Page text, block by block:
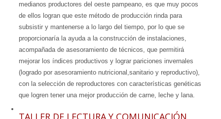
medianos productores del oeste pampeano, es que muy pocos
de ellos logran que este método de producción rinda para
subsistir y mantenerse a lo largo del tiempo, por lo que se
proporcionaría la ayuda a la construcción de instalaciones,
acompañada de asesoramiento de técnicos, que permitirá
mejorar los índices productivos y lograr pariciones invernales
(logrado por asesoramiento nutricional,sanitario y reproductivo),
con la selección de reproductores con características genéticas
que logren tener una mejor producción de carne, leche y lana.
TALLER DE LECTURA Y COMUNICACIÓN